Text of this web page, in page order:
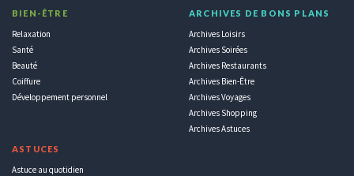
BIEN-ÊTRE
Relaxation
Santé
Beauté
Coiffure
Développement personnel
ASTUCES
Astuce au quotidien
ARCHIVES DE BONS PLANS
Archives Loisirs
Archives Soirées
Archives Restaurants
Archives Bien-Être
Archives Voyages
Archives Shopping
Archives Astuces